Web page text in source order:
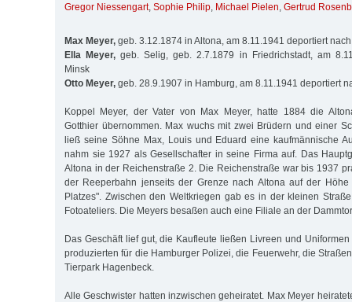
Gregor Niessengart, Sophie Philip, Michael Pielen, Gertrud
Max Meyer, geb. 3.12.1874 in Altona, am 8.11.1941 deportiert
Ella Meyer, geb. Selig, geb. 2.7.1879 in Friedrichstadt, am
Minsk
Otto Meyer, geb. 28.9.1907 in Hamburg, am 8.11.1941 deportiert
Koppel Meyer, der Vater von Max Meyer, hatte 1884 die
Gotthier übernommen. Max wuchs mit zwei Brüdern und einer
ließ seine Söhne Max, Louis und Eduard eine kaufmännische
nahm sie 1927 als Gesellschafter in seine Firma auf. Das
Altona in der Reichenstraße 2. Die Reichenstraße war bis 1937
der Reeperbahn jenseits der Grenze nach Altona auf der
Platzes". Zwischen den Weltkriegen gab es in der kleinen
Fotoateliers. Die Meyers besaßen auch eine Filiale an der
Das Geschäft lief gut, die Kaufleute ließen Livreen und
produzierten für die Hamburger Polizei, die Feuerwehr, die
Tierpark Hagenbeck.
Alle Geschwister hatten inzwischen geheiratet. Max Meyer